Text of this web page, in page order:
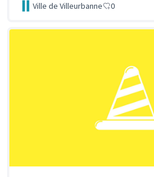
Ville de Villeurbanne 0